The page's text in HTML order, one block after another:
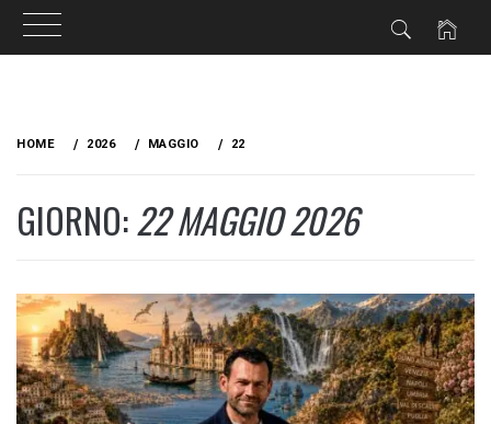
HOME 2026 MAGGIO 22
GIORNO:22 MAGGIO 2026